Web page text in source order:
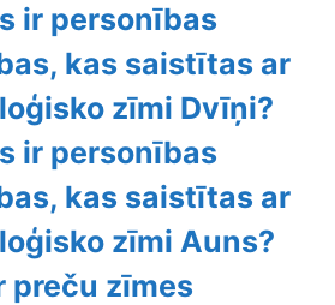
ir personības
kas saistītas ar
zīmi Dvīņi?
ir personības
kas saistītas ar
zīmi Auns?
preču zīmes